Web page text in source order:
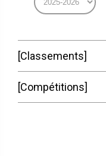
Classements
Compétitions